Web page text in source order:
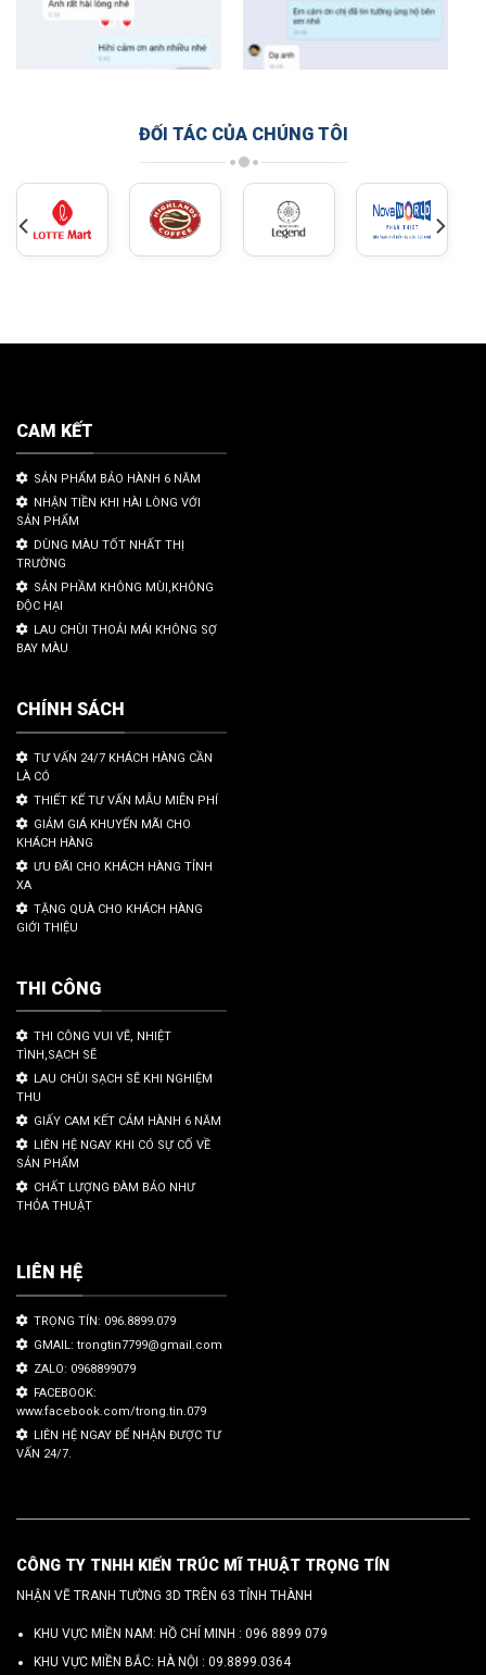
ĐỐI TÁC CỦA CHÚNG TÔI
CAM KẾT
SẢN PHẨM BẢO HÀNH 6 NĂM
NHẬN TIỀN KHI HÀI LÒNG VỚI
SẢN PHẨM
DÙNG MÀU TỐT NHẤT THỊ
TRƯỜNG
SẢN PHẦM KHÔNG MÙI,KHÔNG
ĐỘC HẠI
LAU CHÙI THOẢI MÁI KHÔNG SỢ
BAY MÀU
CHÍNH SÁCH
TƯ VẤN 24/7 KHÁCH HÀNG CẦN
LÀ CÓ
THIẾT KẾ TƯ VẤN MẪU MIỄN PHÍ
GIẢM GIÁ KHUYẾN MÃI CHO
KHÁCH HÀNG
ƯU ĐÃI CHO KHÁCH HÀNG TỈNH
XA
TẶNG QUÀ CHO KHÁCH HÀNG
GIỚI THIỆU
THI CÔNG
THI CÔNG VUI VẼ, NHIỆT
TÌNH,SẠCH SẼ
LAU CHÙI SẠCH SẼ KHI NGHIỆM
THU
GIẤY CAM KẾT CẢM HÀNH 6 NĂM
LIÊN HỆ NGAY KHI CÓ SỰ CỐ VỀ
SẢN PHẨM
CHẤT LƯỢNG ĐÀM BẢO NHƯ
THỎA THUẬT
LIÊN HỆ
TRỌNG TÍN: 096.8899.079
GMAIL: trongtin7799@gmail.com
ZALO: 0968899079
FACEBOOK:
www.facebook.com/trong.tin.079
LIÊN HỆ NGAY ĐỂ NHẬN ĐƯỢC TƯ
VẤN 24/7.
CÔNG TY TNHH KIẾN TRÚC MĨ THUẬT TRỌNG TÍN
NHẬN VẼ TRANH TƯỜNG 3D TRÊN 63 TỈNH THÀNH
KHU VỰC MIỀN NAM: HỒ CHÍ MINH : 096 8899 079
KHU VỰC MIỀN BẮC: HÀ NỘI : 09.8899.0364